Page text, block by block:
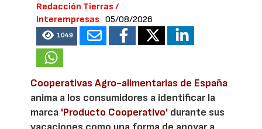
Redacción Tierras /
Interempresas
05/08/2026
1049
Cooperativas Agro-alimentarias de España
anima a los consumidores a identificar la
marca 'Producto Cooperativo' durante sus